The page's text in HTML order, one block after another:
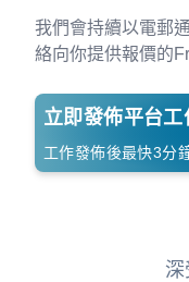
我們會持續以電郵
絡向你提供報價的
立即發佈平台工
工作發佈後最快3分